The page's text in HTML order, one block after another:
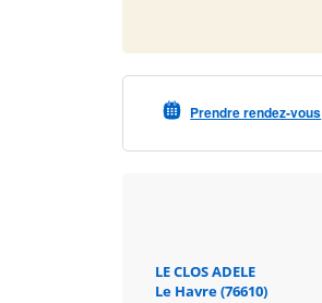
Prendre rendez-vous
LE CLOS ADELE
Le Havre (76610)